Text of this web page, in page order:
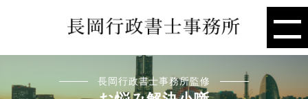
長岡行政書士事務所監修